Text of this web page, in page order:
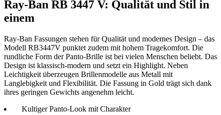
Ray-Ban RB 3447 V: Qualität und Stil in
einem
Ray-Ban Fassungen stehen für Qualität und modernes Design – das
Modell RB3447V punktet zudem mit hohem Tragekomfort. Die
rundliche Form der Panto-Brille ist bei vielen Menschen beliebt. Das
Design ist klassisch-modern und setzt ein Highlight. Neben
Leichtigkeit überzeugen Brillenmodelle aus Metall mit
Langlebigkeit und Flexibilität. Die Fassung in Gold trägt sich dank
ihres geringen Gewichts angenehm leicht.
Kultiger Panto-Look mit Charakter